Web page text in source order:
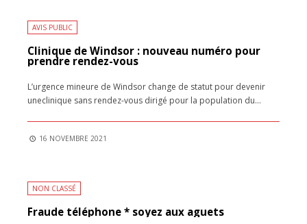
AVIS PUBLIC
Clinique de Windsor : nouveau numéro pour
prendre rendez-vous
L’urgence mineure de Windsor change de statut pour devenir
uneclinique sans rendez-vous dirigé pour la population du...
16 NOVEMBRE 2021
NON CLASSÉ
Fraude téléphone * soyez aux aguets